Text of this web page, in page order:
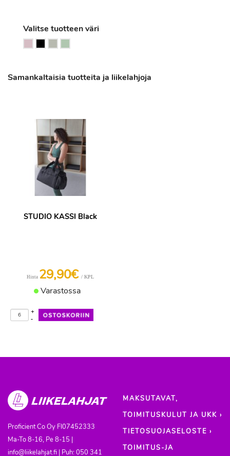
Valitse tuotteen väri
Samankaltaisia tuotteita ja liikelahjoja
STUDIO KASSI Black
Hinta 29,90€ / KPL
Varastossa
-
+
Proficient Co Oy FI07452333
Ma-To 8-16, Pe 8-15 |
info@liikelahjat.fi | Puh: 050 341
MAKSUTAVAT,
TOIMITUSKULUT JA UKK ›
TIETOSUOJASELOSTE ›
TOIMITUS-JA